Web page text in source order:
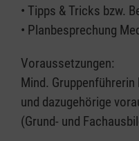
• Tipps & Tricks bzw.
• Planbesprechung
Voraussetzungen:
Mind.
und dazugehörige
(Grund- und